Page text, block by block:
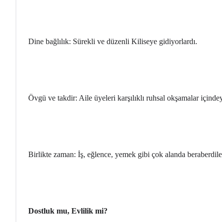
Dine bağlılık: Sürekli ve düzenli Kiliseye gidiyorlardı.
Övgü ve takdir: Aile üyeleri karşılıklı ruhsal okşamalar
Birlikte zaman: İş, eğlence, yemek gibi çok alanda
Dostluk mu, Evlilik mi?